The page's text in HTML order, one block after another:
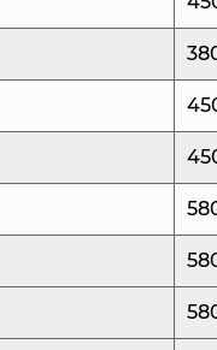
сталей.
нагрузки
деформации.
материалами,